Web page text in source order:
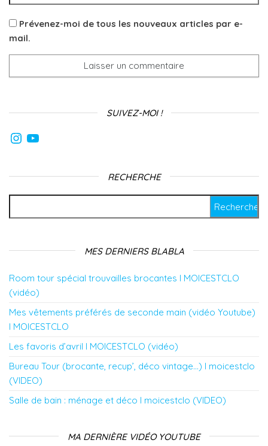
Prévenez-moi de tous les nouveaux articles par e-
mail.
SUIVEZ-MOI !
Instagram
YouTube
RECHERCHE
MES DERNIERS BLABLA
Room tour spécial trouvailles brocantes l MOICESTCLO
(vidéo)
Mes vêtements préférés de seconde main (vidéo Youtube)
l MOICESTCLO
Les favoris d’avril l MOICESTCLO (vidéo)
Bureau Tour (brocante, recup’, déco vintage…) l moicestclo
(VIDEO)
Salle de bain : ménage et déco l moicestclo (VIDEO)
MA DERNIÈRE VIDÉO YOUTUBE